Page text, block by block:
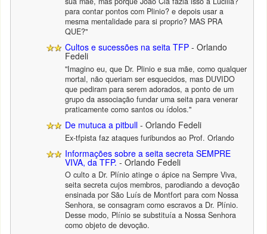
para contar pontos com Plinio? e depois usar a
mesma mentalidade para si proprio? MAS PRA
QUE?"
Cultos e sucessões na seita TFP - Orlando
Fedeli
"Imagino eu, que Dr. Plinio e sua mãe, como qualquer
mortal, não queriam ser esquecidos, mas DUVIDO
que pediram para serem adorados, a ponto de um
grupo da associação fundar uma seita para venerar
praticamente como santos ou ídolos."
De mutuca a pitbull - Orlando Fedeli
Ex-tfpista faz ataques furibundos ao Prof. Orlando
Informações sobre a seita secreta SEMPRE
VIVA, da TFP. - Orlando Fedeli
O culto a Dr. Plínio atinge o ápice na Sempre Viva,
seita secreta cujos membros, parodiando a devoção
ensinada por São Luís de Montfort para com Nossa
Senhora, se consagram como escravos a Dr. Plínio.
Desse modo, Plínio se substituía a Nossa Senhora
como objeto de devoção.